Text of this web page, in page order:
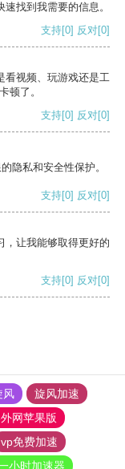
找到我需要的信息。
支持[0] 反对[0]
看视频、玩游戏还是工
顿了。
支持[0] 反对[0]
隐私和安全性保护。
支持[0] 反对[0]
，让我能够取得更好的
支持[0] 反对[0]
风
旋风加速
网苹果版
vp免费加速
小时加速器